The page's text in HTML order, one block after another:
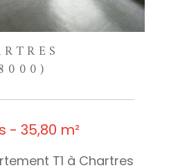
- 35,80 m²
T1 à Chartres